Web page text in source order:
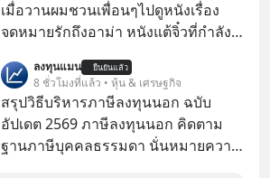
ยาวนานต่อจากนี้
เมื่อวานผมชวนเพื่อนๆไปดูหนังเรื่อง
จดหมายรักถึงอาม่า หนังแต้จิ๋วที่กำลัง
ป๊าผมเห็นโปสเตอร์หนังเรื่องนี้หลาย
เดือนก่อนและอยากดูมาก ด้วยเพราะว่า
อากงก็มาจากเมืองจีน ป๊าก็พูดแต้จิ๋วได้
มีเรื่องราวมีความผูกพันที่ได้ยินตั้งแต่
ลงทุนแมน ยืนยันแล้ว
8 ชั่วโมงที่แล้ว • หุ้น & เศรษฐกิจ
สรุปวิธีบริหารภาษีลงทุนนอก ฉบับ
อัปเดต 2569 ภาษีลงทุนนอก คิดตาม
ฐานภาษีบุคคลธรรมดา นั่นหมายความ